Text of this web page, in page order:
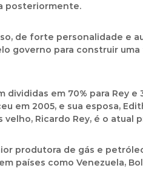
posteriormente.
de forte personalidade e
governo para construir uma
em 70% para Rey
em 2005, e sua esposa,
Ricardo Rey, é o atual
produtora de gás e
países como Venezuela,